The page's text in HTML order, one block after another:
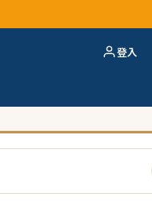
登入